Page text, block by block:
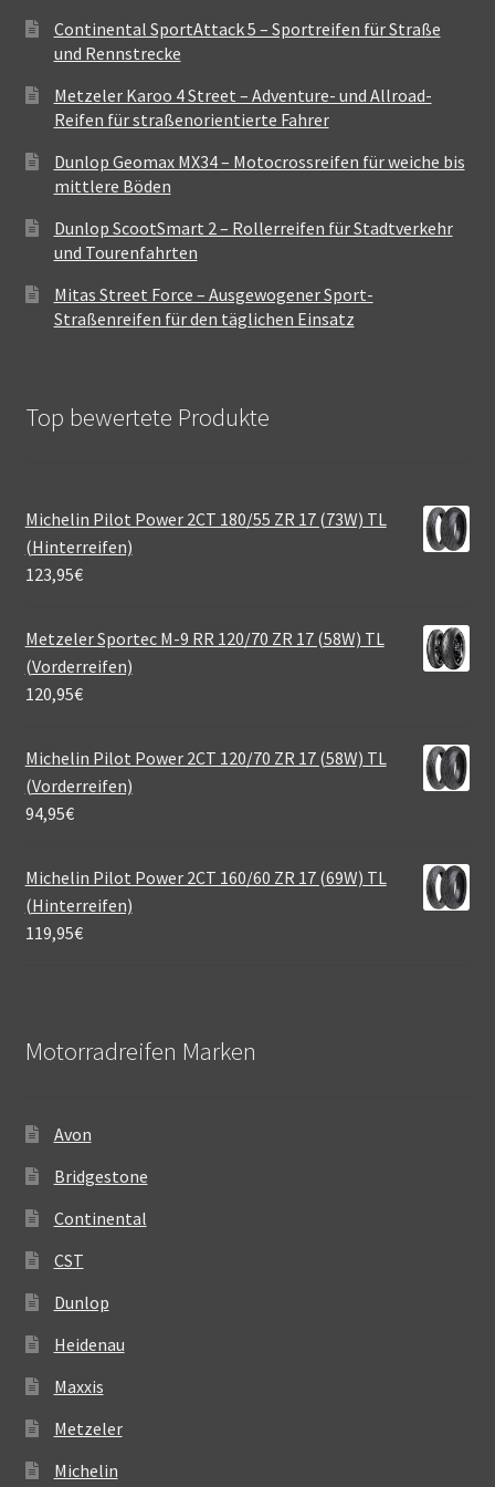
Continental SportAttack 5 – Sportreifen für Straße
und Rennstrecke
Metzeler Karoo 4 Street – Adventure- und Allroad-
Reifen für straßenorientierte Fahrer
Dunlop Geomax MX34 – Motocrossreifen für weiche bis
mittlere Böden
Dunlop ScootSmart 2 – Rollerreifen für Stadtverkehr
und Tourenfahrten
Mitas Street Force – Ausgewogener Sport-
Straßenreifen für den täglichen Einsatz
Top bewertete Produkte
Michelin Pilot Power 2CT 180/55 ZR 17 (73W) TL
(Hinterreifen)
123,95€
Metzeler Sportec M-9 RR 120/70 ZR 17 (58W) TL
(Vorderreifen)
120,95€
Michelin Pilot Power 2CT 120/70 ZR 17 (58W) TL
(Vorderreifen)
94,95€
Michelin Pilot Power 2CT 160/60 ZR 17 (69W) TL
(Hinterreifen)
119,95€
Motorradreifen Marken
Avon
Bridgestone
Continental
CST
Dunlop
Heidenau
Maxxis
Metzeler
Michelin